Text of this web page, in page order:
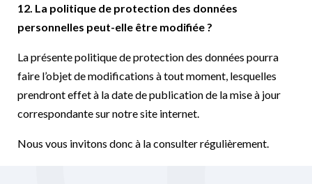
12. La politique de protection des données
personnelles peut-elle être modifiée ?
La présente politique de protection des données pourra
faire l’objet de modifications à tout moment, lesquelles
prendront effet à la date de publication de la mise à jour
correspondante sur notre site internet.
Nous vous invitons donc à la consulter régulièrement.